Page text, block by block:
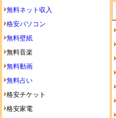
無料ネット収入
格安パソコン
無料壁紙
無料音楽
無料動画
無料占い
格安チケット
格安家電